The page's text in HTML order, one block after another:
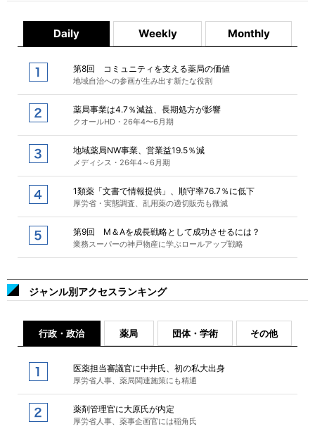
Daily Weekly Monthly
第8回 コミュニティを支える薬局の価値
地域自治への参画が生み出す新たな役割
薬局事業は4.7％減益、長期処方が影響
クオールHD・26年4〜6月期
地域薬局NW事業、営業益19.5％減
メディシス・26年4～6月期
1類薬「文書で情報提供」、順守率76.7％に低下
厚労省・実態調査、乱用薬の適切販売も微減
第9回 M＆Aを成長戦略として成功させるには？
業務スーパーの神戸物産に学ぶロールアップ戦略
ジャンル別アクセスランキング
行政・政治 薬局 団体・学術 その他
医薬担当審議官に中井氏、初の私大出身
厚労省人事、薬局関連施策にも精通
薬剤管理官に大原氏が内定
厚労省人事、薬事企画官には稲角氏